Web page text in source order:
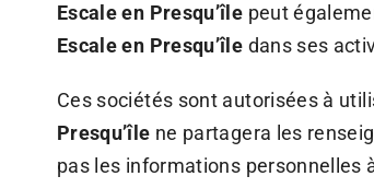
Escale en Presqu’île peut
Escale en Presqu’île dans ses
Ces sociétés sont autorisées à
Presqu’île ne partagera les
pas les informations personnelles